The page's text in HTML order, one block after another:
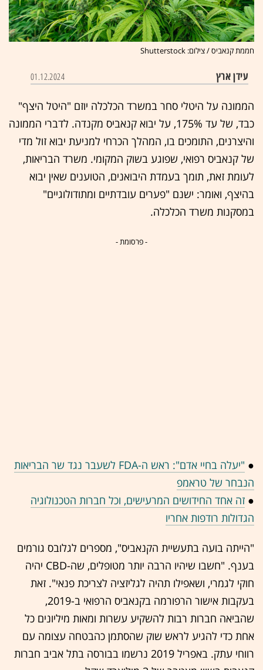
חממת קנאביס / צילום: Shutterstock
עידן ארץ 01.12.2024
הממונה על היטלי סחר במשרד הכלכלה יוזם "היטל היצף"
כבד
, של עד 175%, על יבוא קנאביס מקנדה. לדברי הממונה
והיצרנים, התומכים בו, המהלך הכרחי למניעת יבוא זול מדי
של קנאביס רפואי, שפוגע בשוק המקומי. משרד הבריאות,
לעומת זאת, תומך בעמדת היבואנים, הטוענים שאין יבוא
בהיצף, ואומר: ישנם "פערים עובדתיים ומתודולוגיים"
במסקנות משרד הכלכלה.
- פרסומת -
●
"יעלה בחיי אדם": ראש ה-FDA לשעבר נגד שר הבריאות
הנבחר של טראמפ
● זה אחד החידושים המרעישים, וכל חברות הטכנולוגיה
הגדולות רודפות אחריו
"הייתה בועה בתעשיית הקנאביס", מספרים לגלובס גורמים
בענף. "חשבו שיהיו הרבה יותר מטופלים, שה-CBD יהיה
חוקי לגמרי, ושאפילו תהיה לגליזציה לצריכת פנאי". זאת
בעקבות אישור הרפורמה בקנאביס הרפואי ב-2019,
שהביאה חברות רבות להשקיע עשרות ומאות מיליונים כל
אחת כדי להגיע לראש שוק שהסתמן כהבטחה עצומה עם
רווחי עתק. באפריל 2019 נרשמו בבורסה בתל אביב חברות